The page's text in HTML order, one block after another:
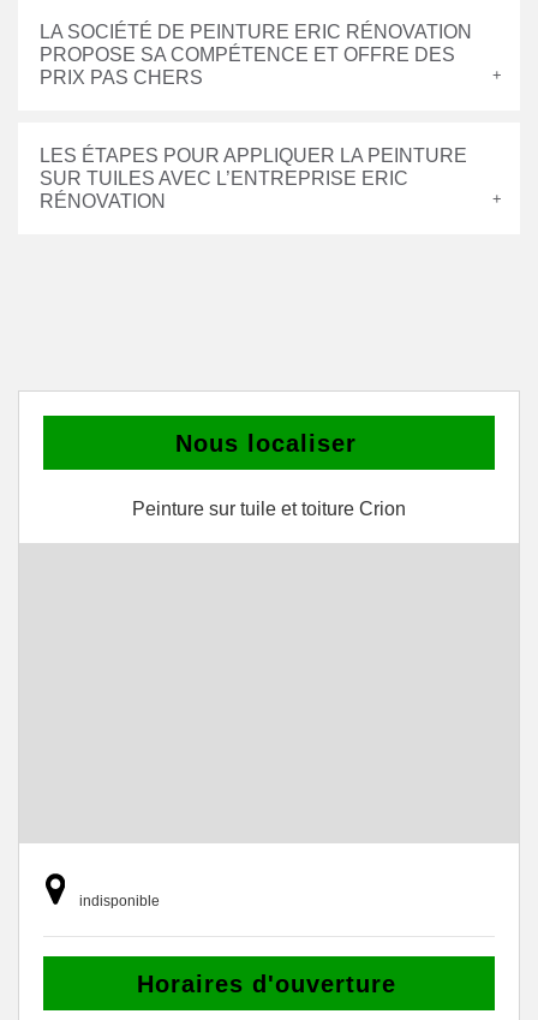
LA SOCIÉTÉ DE PEINTURE ERIC RÉNOVATION
PROPOSE SA COMPÉTENCE ET OFFRE DES
PRIX PAS CHERS
LES ÉTAPES POUR APPLIQUER LA PEINTURE
SUR TUILES AVEC L’ENTREPRISE ERIC
RÉNOVATION
Nous localiser
Peinture sur tuile et toiture Crion
indisponible
Horaires d'ouverture